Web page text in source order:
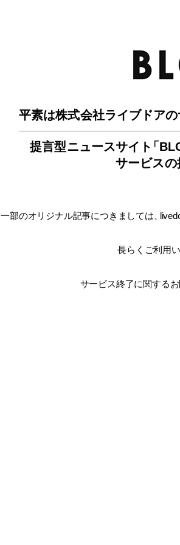
平素は株式会社ライブドア
提言型ニュースサイ ト「
サービスの
一部のオリジナル記事につきましては
長らくご利用
サービス終了に関するお